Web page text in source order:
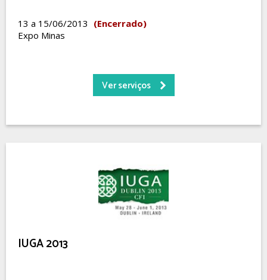
13 a 15/06/2013 (Encerrado)
Expo Minas
Ver serviços
IUGA 2013